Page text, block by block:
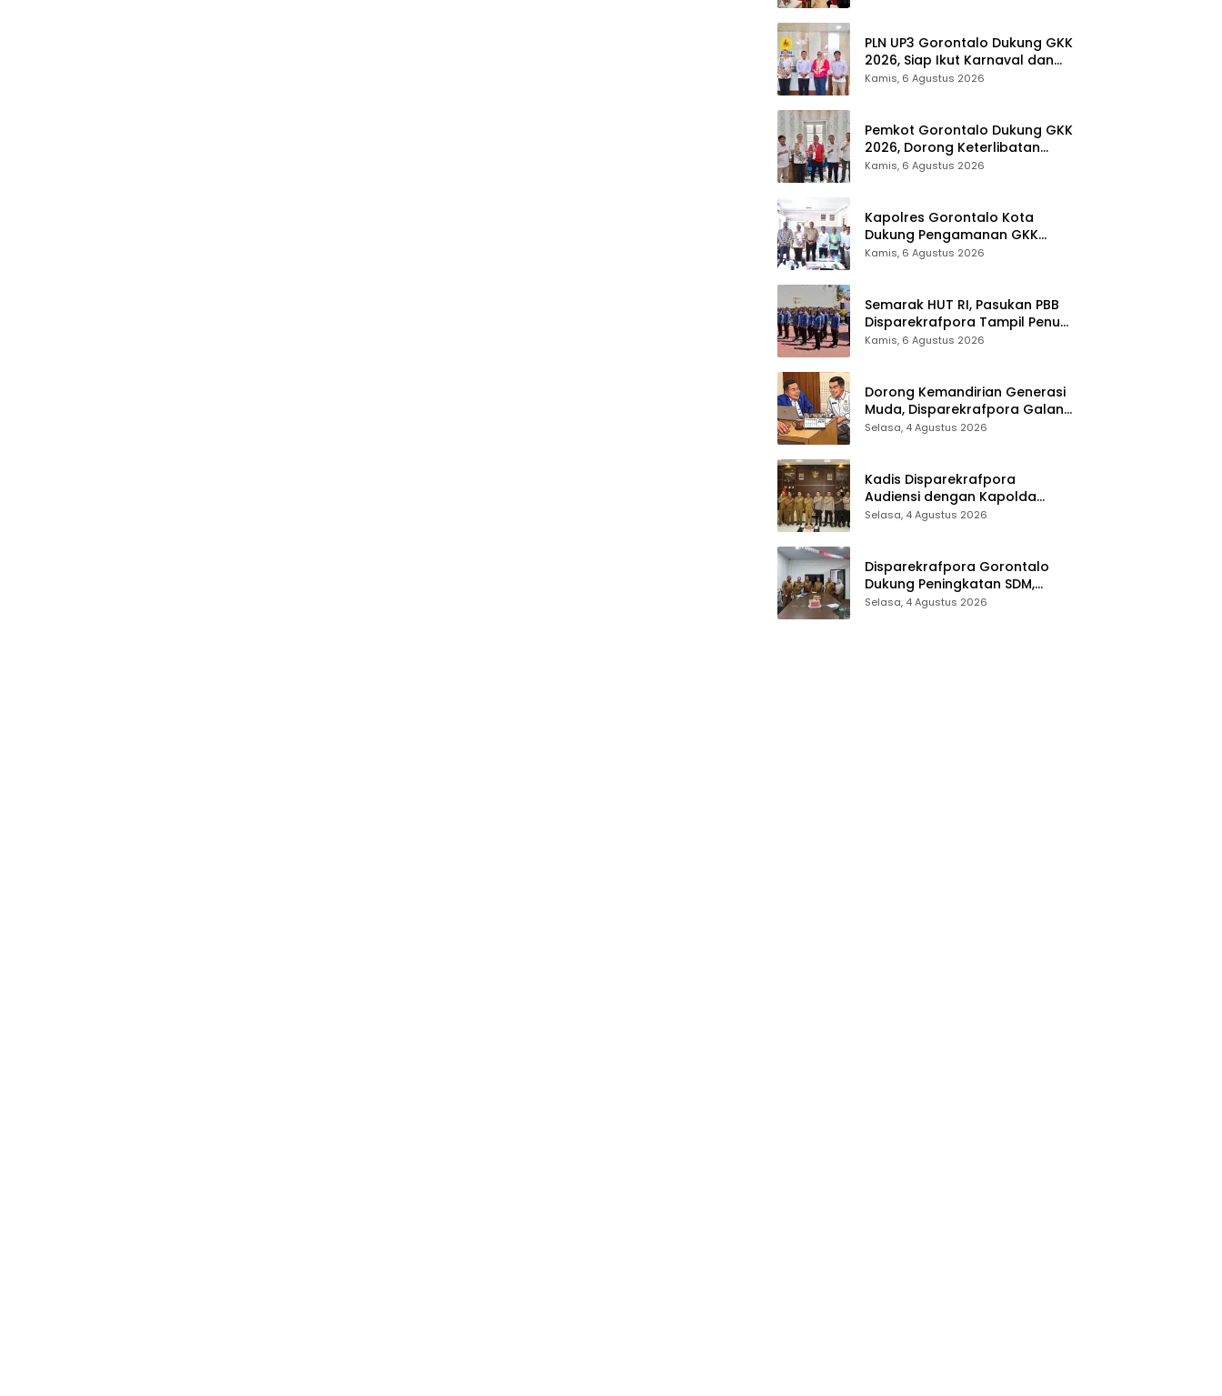
PLN UP3 Gorontalo Dukung GKK
2026, Siap Ikut Karnaval dan
Pastikan Ketersediaan Listrik
Kamis, 6 Agustus 2026
Pemkot Gorontalo Dukung GKK
2026, Dorong Keterlibatan
UMKM dan Ekraf Lokal
Kamis, 6 Agustus 2026
Kapolres Gorontalo Kota
Dukung Pengamanan GKK
2026, Disparekrafpora Perkuat
Kamis, 6 Agustus 2026
Semarak HUT RI, Pasukan PBB
Disparekrafpora Tampil Penuh
Semangat
Kamis, 6 Agustus 2026
Dorong Kemandirian Generasi
Muda, Disparekrafpora Galang
Dukungan Penuh Para Aleg
Selasa, 4 Agustus 2026
Kadis Disparekrafpora
Audiensi dengan Kapolda
Gorontalo, Perkuat Sinergi
Selasa, 4 Agustus 2026
Disparekrafpora Gorontalo
Dukung Peningkatan SDM,
Berikan Rekomendasi Studi S3
Selasa, 4 Agustus 2026